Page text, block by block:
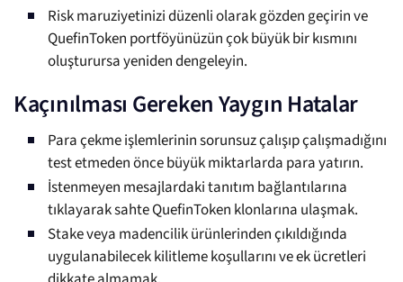
Risk maruziyetinizi düzenli olarak gözden geçirin ve
QuefinToken portföyünüzün çok büyük bir kısmını
oluşturursa yeniden dengeleyin.
Kaçınılması Gereken Yaygın Hatalar
Para çekme işlemlerinin sorunsuz çalışıp çalışmadığını
test etmeden önce büyük miktarlarda para yatırın.
İstenmeyen mesajlardaki tanıtım bağlantılarına
tıklayarak sahte QuefinToken klonlarına ulaşmak.
Stake veya madencilik ürünlerinden çıkıldığında
uygulanabilecek kilitleme koşullarını ve ek ücretleri